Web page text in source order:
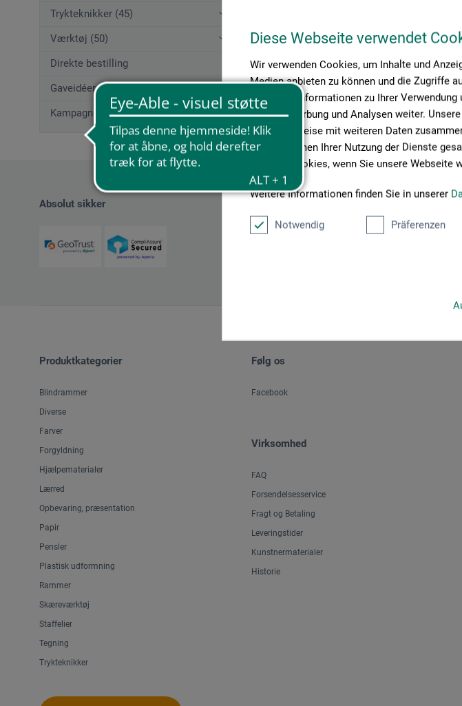
Diese Webseite verwendet
Wir verwenden Cookies, um Inhalte und
Medien anbieten zu können und die Zugriffe
geben wir Informationen zu Ihrer
Medien, Werbung und Analysen weiter.
möglicherweise mit weiteren Daten
sie im Rahmen Ihrer Nutzung der Dienste
unseren Cookies, wenn Sie unsere Webseite
Weitere Informationen finden Sie in unserer
Notwendig Präferenzen
Trykteknikker (45)
Værktøj (50)
Direkte bestilling
Gaveidéer (12)
Kampagnetilbud
Absolut sikker
Produktkategorier
Blindrammer
Diverse
Farver
Forgyldning
Hjælpematerialer
Lærred
Opbevaring, præsentation
Papir
Pensler
Plastisk udformning
Rammer
Skæreværktøj
Staffelier
Tegning
Trykteknikker
Følg os
Facebook
Virksomhed
FAQ
Forsendelsesservice
Fragt og Betaling
Leveringstider
Kunstnermaterialer
Historie